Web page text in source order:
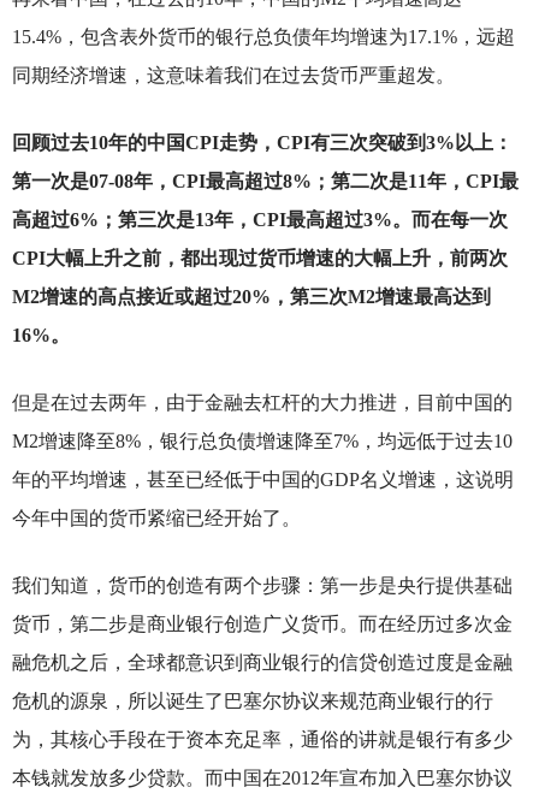
15.4%，包含表外货币的银行总负债年均增速为17.1%，远超
同期经济增速，这意味着我们在过去货币严重超发。
回顾过去10年的中国CPI走势，CPI有三次突破到3%以上：
第一次是07-08年，CPI最高超过8%；第二次是11年，CPI最
高超过6%；第三次是13年，CPI最高超过3%。而在每一次
CPI大幅上升之前，都出现过货币增速的大幅上升，前两次
M2增速的高点接近或超过20%，第三次M2增速最高达到
16%。
但是在过去两年，由于金融去杠杆的大力推进，目前中国的
M2增速降至8%，银行总负债增速降至7%，均远低于过去10
年的平均增速，甚至已经低于中国的GDP名义增速，这说明
今年中国的货币紧缩已经开始了。
我们知道，货币的创造有两个步骤：第一步是央行提供基础
货币，第二步是商业银行创造广义货币。而在经历过多次金
融危机之后，全球都意识到商业银行的信贷创造过度是金融
危机的源泉，所以诞生了巴塞尔协议来规范商业银行的行
为，其核心手段在于资本充足率，通俗的讲就是银行有多少
本钱就发放多少贷款。而中国在2012年宣布加入巴塞尔协议